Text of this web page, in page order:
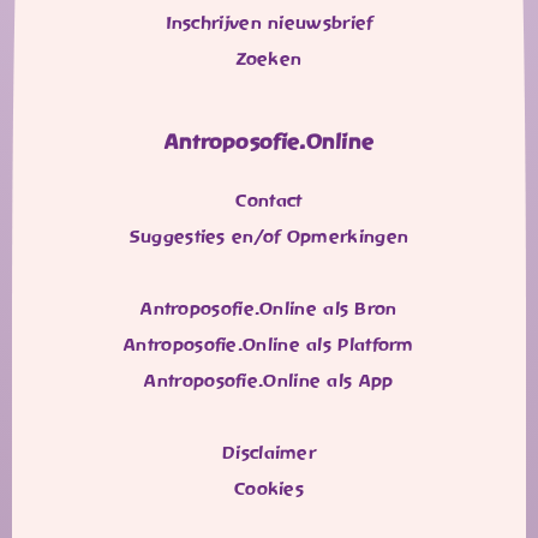
Inschrijven nieuwsbrief
Zoeken
Antroposofie.Online
Contact
Suggesties en/of Opmerkingen
Antroposofie.Online als Bron
Antroposofie.Online als Platform
Antroposofie.Online als App
Disclaimer
Cookies